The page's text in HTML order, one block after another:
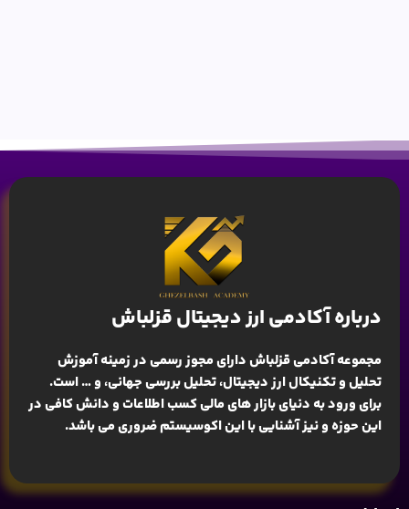
درباره آکادمی ارز دیجیتال قزلباش
مجموعه آکادمی قزلباش دارای مجوز رسمی در زمینهآموزش
تحلیل و تکنیکال ارز دیجیتال، تحلیل بررسی جهانی، و … است.
برای ورود به دنیای بازار های مالی کسب اطلاعات و دانش کافی در
این حوزه و نیز آشنایی با این اکوسیستم ضروری می باشد.